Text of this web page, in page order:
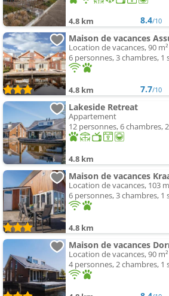
4.8 km 8.4/10
Maison de vacances
Location de vacances, 90 m²
6 personnes, 3 chambres, 1
4.8 km 7.7/10
Lakeside Retreat
Appartement
12 personnes, 6 chambres,
4.8 km
Maison de vacances
Location de vacances, 103
6 personnes, 3 chambres, 1
4.8 km
Location de vacances, 90 m²
4 personnes, 2 chambres, 1